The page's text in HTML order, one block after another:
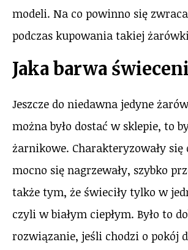
modeli. Na co powinno się
podczas kupowania takiej
Jaka barwa
Jeszcze do niedawna jedyne
można było dostać w sklepie, to
żarnikowe. Charakteryzowały się
mocno się nagrzewały, szybko
także tym, że świeciły tylko w
czyli w białym ciepłym. Było to
rozwiązanie, jeśli chodzi o pokój